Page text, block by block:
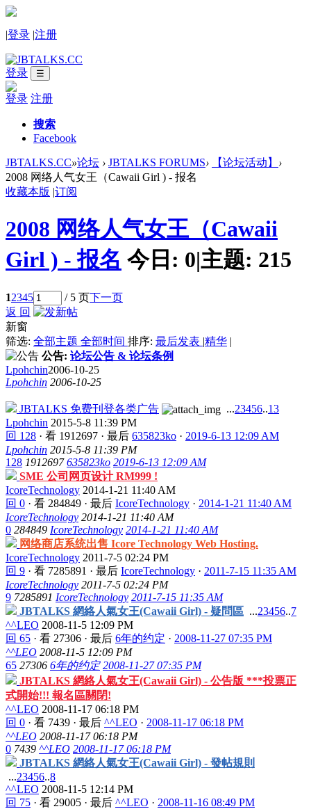
|登录 |注册
登录 ☰
登录 注册
搜索
Facebook
JBTALKS.CC»论坛 › JBTALKS FORUMS› 【论坛活动】 ›
2008 网络人气女王（Cawaii Girl ) - 报名
收藏本版 |订阅
2008 网络人气女王（Cawaii
Girl ) - 报名 今日: 0|主题: 215
12345 / 5 页下一页
返 回
新窗
筛选: 全部主题 全部时间 排序: 最后发表 |精华 |
公告: 论坛公告 & 论坛条例
Lpohchin2006-10-25
Lpohchin 2006-10-25
JBTALKS 免费刊登各类广告 ...23456..13
Lpohchin 2015-5-8 11:39 PM
回 128 · 看 1912697 · 最后 635823ko · 2019-6-13 12:09 AM
Lpohchin 2015-5-8 11:39 PM
128 1912697 635823ko 2019-6-13 12:09 AM
SME 公司网页设计 RM999 !
IcoreTechnology 2014-1-21 11:40 AM
回 0 · 看 284849 · 最后 IcoreTechnology · 2014-1-21 11:40 AM
IcoreTechnology 2014-1-21 11:40 AM
0 284849 IcoreTechnology 2014-1-21 11:40 AM
网络商店系统出售 Icore Technology Web Hosting.
IcoreTechnology 2011-7-5 02:24 PM
回 9 · 看 7285891 · 最后 IcoreTechnology · 2011-7-15 11:35 AM
IcoreTechnology 2011-7-5 02:24 PM
9 7285891 IcoreTechnology 2011-7-15 11:35 AM
JBTALKS 網絡人氣女王(Cawaii Girl) - 疑問區 ...23456..7
^^LEO 2008-11-5 12:09 PM
回 65 · 看 27306 · 最后 6年的约定 · 2008-11-27 07:35 PM
^^LEO 2008-11-5 12:09 PM
65 27306 6年的约定 2008-11-27 07:35 PM
JBTALKS 網絡人氣女王(Cawaii Girl) - 公告版 ***投票正
式開始!!! 報名區關閉!
^^LEO 2008-11-17 06:18 PM
回 0 · 看 7439 · 最后 ^^LEO · 2008-11-17 06:18 PM
^^LEO 2008-11-17 06:18 PM
0 7439 ^^LEO 2008-11-17 06:18 PM
JBTALKS 網絡人氣女王(Cawaii Girl) - 發帖規則
...23456..8
^^LEO 2008-11-5 12:14 PM
回 75 · 看 29005 · 最后 ^^LEO · 2008-11-16 08:49 PM